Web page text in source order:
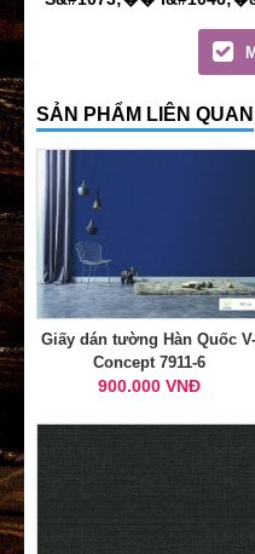
SẢN PHẨM LIÊN QUAN
Giấy dán tường Hàn Quốc V-
Concept 7911-6
900.000 VNĐ